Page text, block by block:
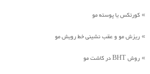
» کورتکس یا پوسته مو
» ریزش مو و عقب نشینی خط رویش مو
» روش BHT در کاشت مو